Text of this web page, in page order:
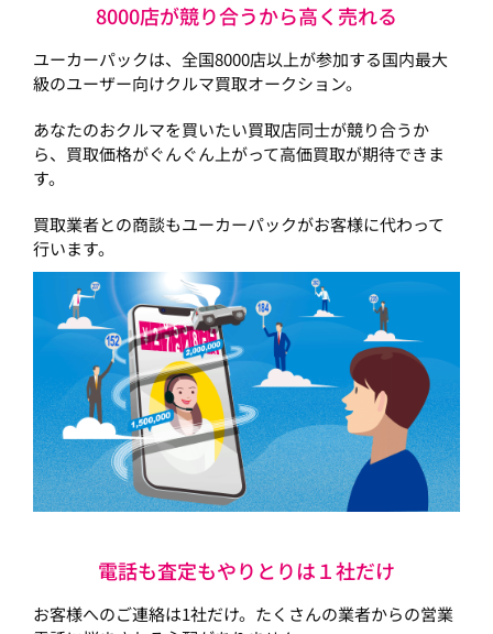
8000店が競り合うから高く売れる
ユーカーパックは、全国8000店以上が参加する国内最大
級のユーザー向けクルマ買取オークション。
あなたのおクルマを買いたい買取店同士が競り合うか
ら、買取価格がぐんぐん上がって高価買取が期待できま
す。
買取業者との商談もユーカーパックがお客様に代わって
行います。
電話も査定もやりとりは１社だけ
お客様へのご連絡は1社だけ。たくさんの業者からの営業